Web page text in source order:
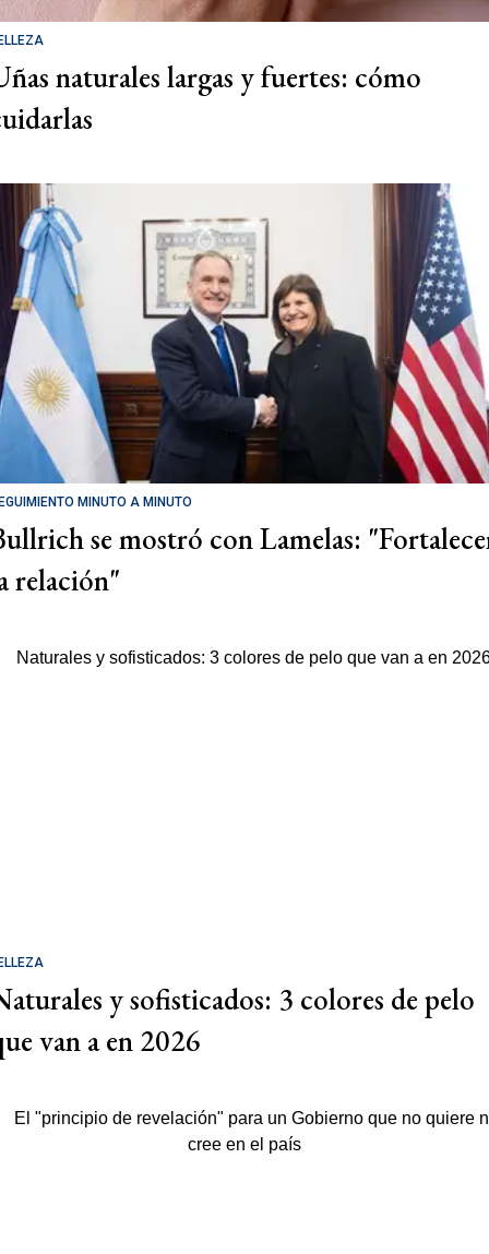
naturales largas y fuertes: cómo
MINUTO A MINUTO
se mostró con Lamelas:
relación"
y sofisticados: 3 colores de pelo
van a en 2026